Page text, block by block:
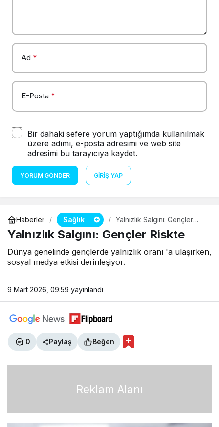
Ad *
E-Posta *
Bir dahaki sefere yorum yaptığımda kullanılmak
üzere adımı, e-posta adresimi ve web site
adresimi bu tarayıcıya kaydet.
YORUM GÖNDER GIRIŞ YAP
Haberler Sağlık
Yalnızlık Salgını: Gençler
Riskte
Yalnızlık Salgını: Gençler Riskte
Dünya genelinde gençlerde yalnızlık oranı 'a ulaşırken,
sosyal medya etkisi derinleşiyor.
9 Mart 2026, 09:59 yayınlandı
0 Paylaş Beğen
Reklam Alanı